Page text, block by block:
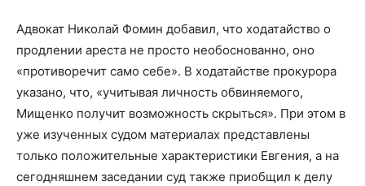
Адвокат Николай Фомин добавил, что ходатайство о
продлении ареста не просто необоснованно, оно
«противоречит само себе». В ходатайстве прокурора
указано, что, «учитывая личность обвиняемого,
Мищенко получит возможность скрыться». При этом в
уже изученных судом материалах представлены
только положительные характеристики Евгения, а на
сегодняшнем заседании суд также приобщил к делу